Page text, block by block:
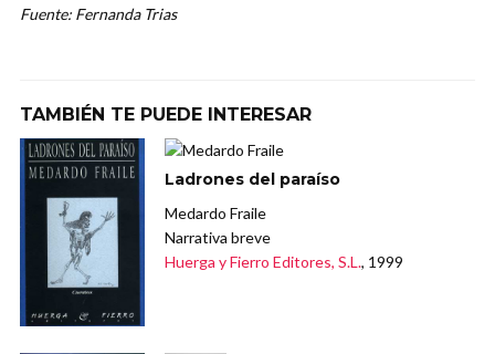
Fuente: Fernanda Trias
TAMBIÉN TE PUEDE INTERESAR
Ladrones del paraíso
Medardo Fraile
Narrativa breve
Huerga y Fierro Editores, S.L., 1999